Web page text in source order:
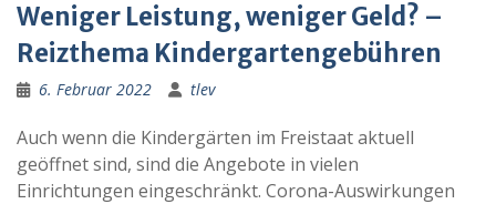
Weniger Leistung, weniger Geld? –
Reizthema Kindergartengebühren
6. Februar 2022 tlev
Auch wenn die Kindergärten im Freistaat aktuell
geöffnet sind, sind die Angebote in vielen
Einrichtungen eingeschränkt. Corona-Auswirkungen